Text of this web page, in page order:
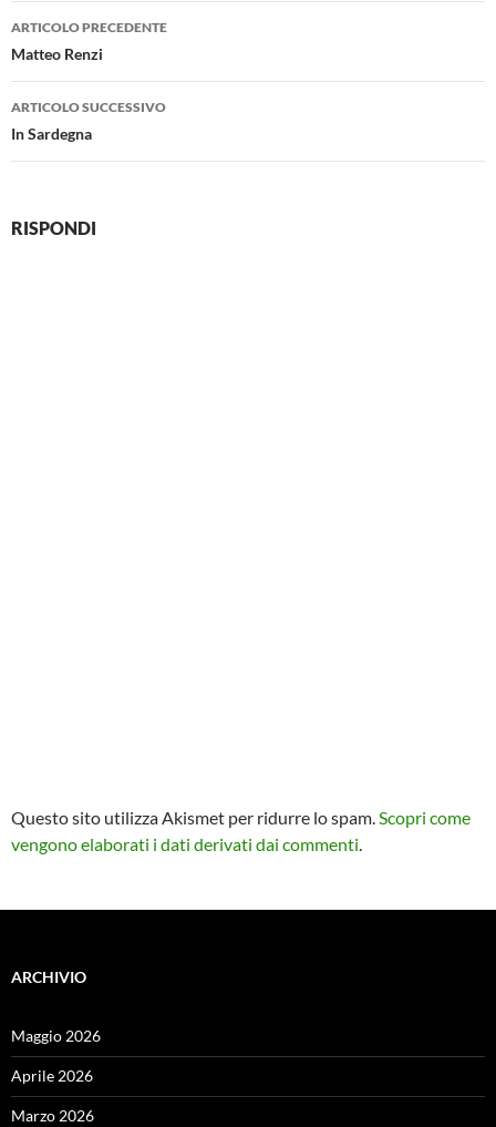
Navigazione
articolo
ARTICOLO PRECEDENTE
Matteo Renzi
ARTICOLO SUCCESSIVO
In Sardegna
RISPONDI
Questo sito utilizza Akismet per ridurre lo spam.Scopri come
vengono elaborati i dati derivati dai commenti.
ARCHIVIO
Maggio 2026
Aprile 2026
Marzo 2026